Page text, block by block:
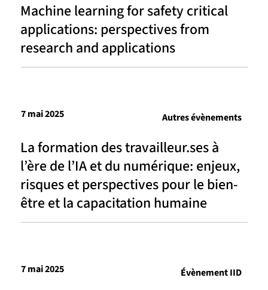
Machine learning for safety critical
applications: perspectives from
research and applications
La formation des travailleur.ses à
l’ère de l’IA et du numérique: enjeux,
risques et perspectives pour le bien-
être et la capacitation humaine
7 mai 2025 Autres évènements
7 mai 2025 Évènement IID